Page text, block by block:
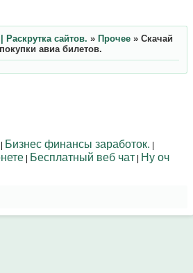
сайтов. » Прочее » Скачай
авиа билетов.
| Бизнес финансы заработок. |
| Бесплатный веб чат | Ну оч